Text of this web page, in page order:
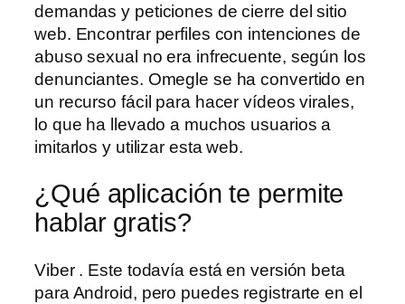
demandas y peticiones de cierre del sitio
web. Encontrar perfiles con intenciones de
abuso sexual no era infrecuente, según los
denunciantes. Omegle se ha convertido en
un recurso fácil para hacer vídeos virales,
lo que ha llevado a muchos usuarios a
imitarlos y utilizar esta web.
¿Qué aplicación te permite
hablar gratis?
Viber . Este todavía está en versión beta
para Android, pero puedes registrarte en el